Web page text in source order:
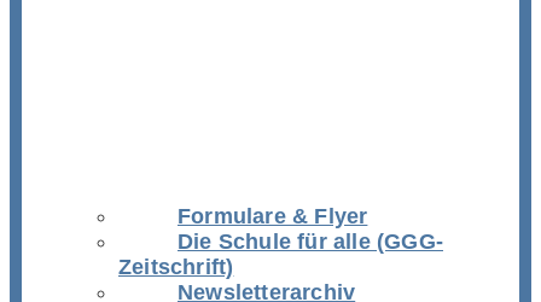
Formulare & Flyer
Die Schule für alle (GGG-
Zeitschrift)
Newsletterarchiv